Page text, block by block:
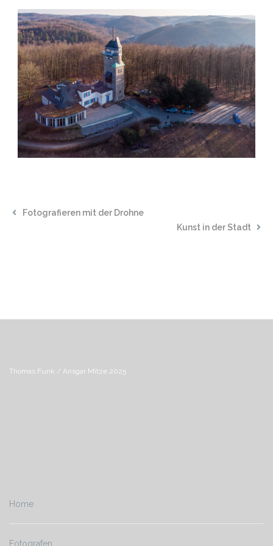
Fotografieren mit der Drohne
Kunst in der Stadt
Thomas Funk / Ansgar Mitze 2025
Home
Fotografen